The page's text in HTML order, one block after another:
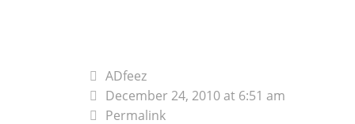
ADfeez
December 24, 2010 at 6:51 am
Permalink